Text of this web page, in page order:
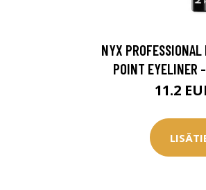
NYX
POINT EYELINER
11.2